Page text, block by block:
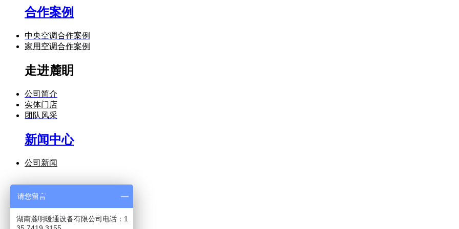
合作案例
中央空调合作案例
家用空调合作案例
走进麓眀
公司简介
实体门店
团队风采
新闻中心
公司新闻
空调知识
最新资讯
请您留言
湖南麓明暖通设备有限公司电话：1